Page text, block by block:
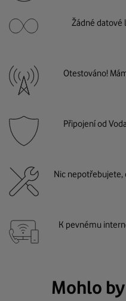
Žádné datové
Otestováno!
Připojení od
Nic nepotřebujete,
K pevnému
Mohlo